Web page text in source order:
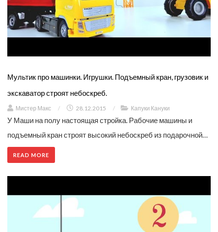
Мультик про машинки. Игрушки. Подъемный кран, грузовик и
экскаватор строят небоскреб.
Мистер Макс / 28.12.2015 / Капуки Кануки
У Маши на полу настоящая стройка. Рабочие машины и
подъемный кран строят высокий небоскреб из подарочной…
READ MORE